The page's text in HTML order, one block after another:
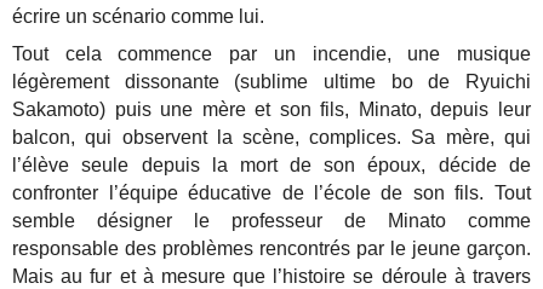
écrire un scénario comme lui.
Tout cela commence par un incendie, une musique
légèrement dissonante (sublime ultime bo de Ryuichi
Sakamoto) puis une mère et son fils, Minato, depuis leur
balcon, qui observent la scène, complices. Sa mère, qui
l’élève seule depuis la mort de son époux, décide de
confronter l’équipe éducative de l’école de son fils. Tout
semble désigner le professeur de Minato comme
responsable des problèmes rencontrés par le jeune garçon.
Mais au fur et à mesure que l’histoire se déroule à travers